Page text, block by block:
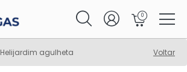
0
Helijardim agulheta Voltar